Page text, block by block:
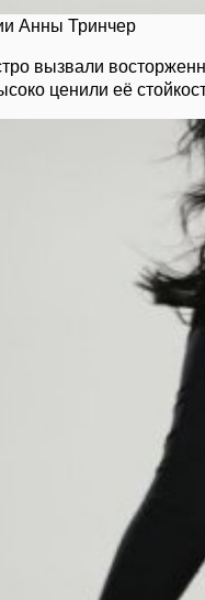
Анны Тринчер
вызвали
ценили её